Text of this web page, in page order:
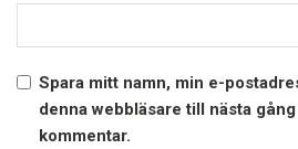
Spara mitt namn, min e-
denna webbläsare till nästa
kommentar.